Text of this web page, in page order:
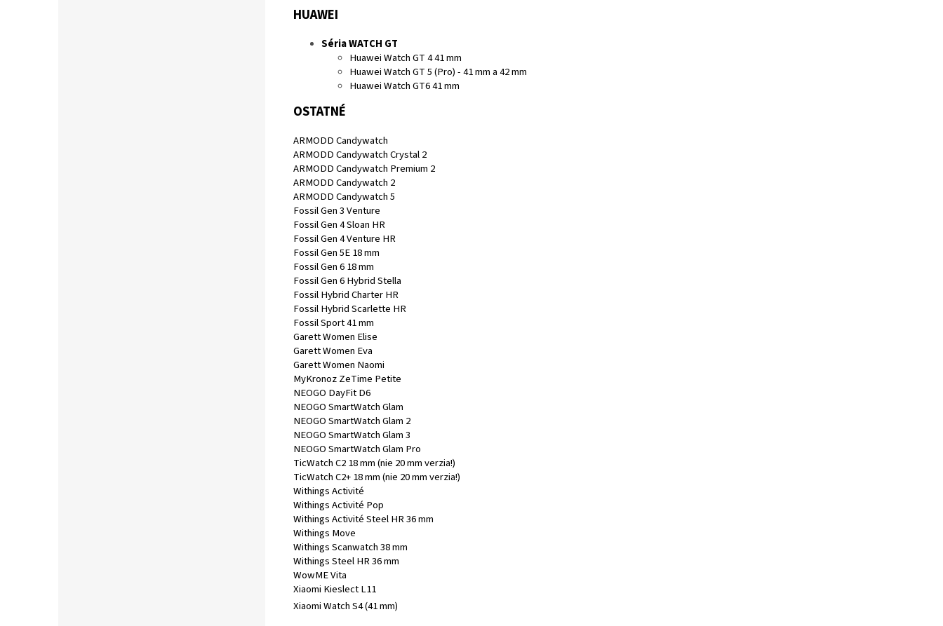
HUAWEI
Séria WATCH GT
Huawei Watch GT 4 41 mm
Huawei Watch GT 5 (Pro) - 41 mm a 42 mm
Huawei Watch GT6 41 mm
OSTATNÉ
ARMODD Candywatch
ARMODD Candywatch Crystal 2
ARMODD Candywatch Premium 2
ARMODD Candywatch 2
ARMODD Candywatch 5
Fossil Gen 3 Venture
Fossil Gen 4 Sloan HR
Fossil Gen 4 Venture HR
Fossil Gen 5E 18 mm
Fossil Gen 6 18 mm
Fossil Gen 6 Hybrid Stella
Fossil Hybrid Charter HR
Fossil Hybrid Scarlette HR
Fossil Sport 41 mm
Garett Women Elise
Garett Women Eva
Garett Women Naomi
MyKronoz ZeTime Petite
NEOGO DayFit D6
NEOGO SmartWatch Glam
NEOGO SmartWatch Glam 2
NEOGO SmartWatch Glam 3
NEOGO SmartWatch Glam Pro
TicWatch C2 18 mm (nie 20 mm verzia!)
TicWatch C2+ 18 mm (nie 20 mm verzia!)
Withings Activité
Withings Activité Pop
Withings Activité Steel HR 36 mm
Withings Move
Withings Scanwatch 38 mm
Withings Steel HR 36 mm
WowME Vita
Xiaomi Kieslect L11
Xiaomi Watch S4 (41 mm)